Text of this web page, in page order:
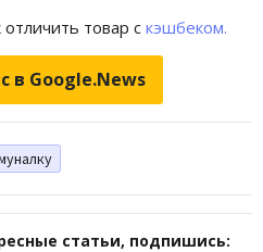
товар с кэшбеком.
в Google.News
статьи, подпишись: